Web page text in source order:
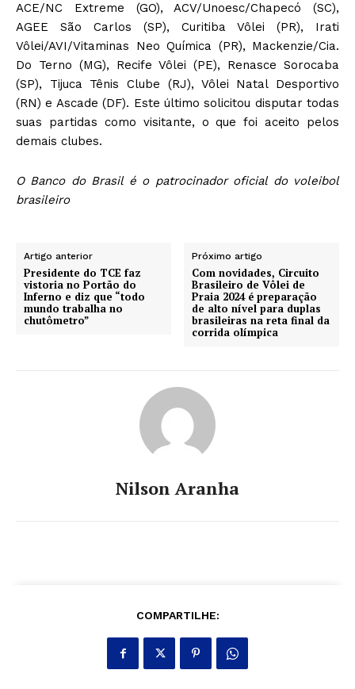
ACE/NC Extreme (GO), ACV/Unoesc/Chapecó (SC),
AGEE São Carlos (SP), Curitiba Vôlei (PR), Irati
Vôlei/AVI/Vitaminas Neo Química (PR), Mackenzie/Cia.
Do Terno (MG), Recife Vôlei (PE), Renasce Sorocaba
(SP), Tijuca Tênis Clube (RJ), Vôlei Natal Desportivo
(RN) e Ascade (DF). Este último solicitou disputar todas
suas partidas como visitante, o que foi aceito pelos
demais clubes.
O Banco do Brasil é o patrocinador oficial do voleibol
brasileiro
Artigo anterior
Presidente do TCE faz
vistoria no Portão do
Inferno e diz que “todo
mundo trabalha no
chutômetro”
Próximo artigo
Com novidades, Circuito
Brasileiro de Vôlei de
Praia 2024 é preparação
de alto nível para duplas
brasileiras na reta final da
corrida olímpica
Nilson Aranha
COMPARTILHE: